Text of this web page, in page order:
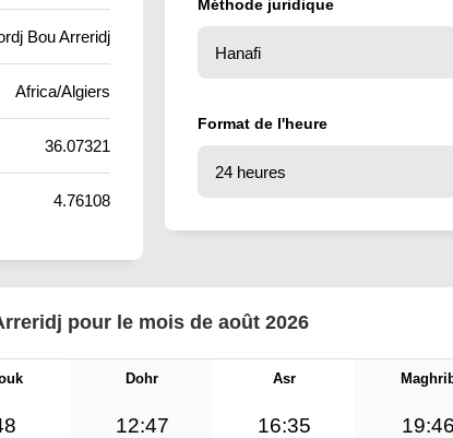
Bou Arreridj
Africa/Algiers
36.07321
4.76108
Méthode juridique
Format de l'heure
pour le mois de août 2026
Dohr Asr
12:47 16:35 19:46